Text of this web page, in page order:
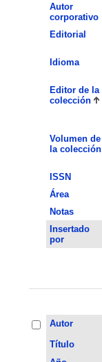
Autor
corporativo
Editorial
Idioma
Editor de la
colección
Volumen de
la colección
ISSN
Área
Notas
Insertado
por
Autor
Título